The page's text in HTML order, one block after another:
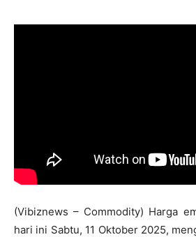
(Vibiznews – Commodity) Harga
hari ini Sabtu, 11 Oktober 2025,